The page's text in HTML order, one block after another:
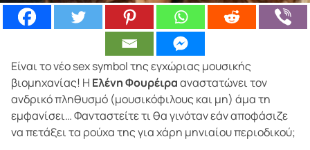
Είναι το νέο sex symbol της εγχώριας μουσικής
βιομηχανίας! Η Ελένη Φουρέιρααναστατώνει τον
ανδρικό πληθυσμό (μουσικόφιλους και μη) άμα τη
εμφανίσει… Φανταστείτε τι θα γινόταν εάν αποφάσιζε
να πετάξει τα ρούχα της για χάρη μηνιαίου περιοδικού;